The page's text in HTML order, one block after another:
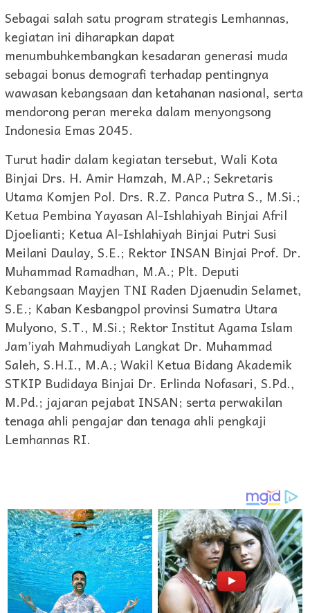
Sebagai salah satu program strategis Lemhannas,
kegiatan ini diharapkan dapat
menumbuhkembangkan kesadaran generasi muda
sebagai bonus demografi terhadap pentingnya
wawasan kebangsaan dan ketahanan nasional, serta
mendorong peran mereka dalam menyongsong
Indonesia Emas 2045.
Turut hadir dalam kegiatan tersebut, Wali Kota
Binjai Drs. H. Amir Hamzah, M.AP.; Sekretaris
Utama Komjen Pol. Drs. R.Z. Panca Putra S., M.Si.;
Ketua Pembina Yayasan Al-Ishlahiyah Binjai Afril
Djoelianti; Ketua Al-Ishlahiyah Binjai Putri Susi
Meilani Daulay, S.E.; Rektor INSAN Binjai Prof. Dr.
Muhammad Ramadhan, M.A.; Plt. Deputi
Kebangsaan Mayjen TNI Raden Djaenudin Selamet,
S.E.; Kaban Kesbangpol provinsi Sumatra Utara
Mulyono, S.T., M.Si.; Rektor Institut Agama Islam
Jam’iyah Mahmudiyah Langkat Dr. Muhammad
Saleh, S.H.I., M.A.; Wakil Ketua Bidang Akademik
STKIP Budidaya Binjai Dr. Erlinda Nofasari, S.Pd.,
M.Pd.; jajaran pejabat INSAN; serta perwakilan
tenaga ahli pengajar dan tenaga ahli pengkaji
Lemhannas RI.